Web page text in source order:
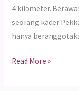
4 kilometer.
seorang kader
hanya
Read More »